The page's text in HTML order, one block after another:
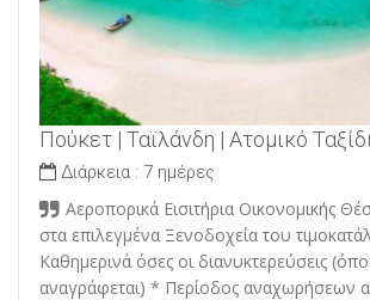
Πούκετ | Ταϊλάνδη | Ατομικό
Διάρκεια : 7 ημέρες
Αεροπορικά Εισιτήρια Οικονομικής
στα επιλεγμένα Ξενοδοχεία του
Καθημερινά όσες οι διανυκτερεύσεις
αναγράφεται) * Περίοδος αναχωρήσεων